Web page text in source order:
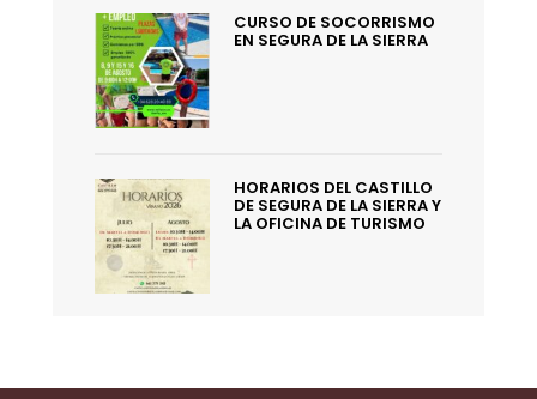
CURSO DE SOCORRISMO
EN SEGURA DE LA SIERRA
HORARIOS DEL CASTILLO
DE SEGURA DE LA SIERRA Y
LA OFICINA DE TURISMO